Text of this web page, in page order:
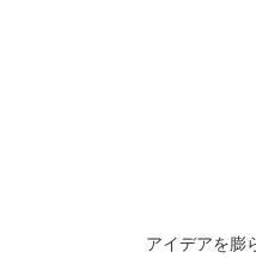
アイデアを膨